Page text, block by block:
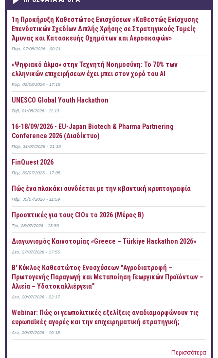
1η Προκήρυξη Καθεστώτος Ενισχύσεων «Καθεστώς Ενίσχυσης
Επενδυτικών Σχεδίων Διπλής Χρήσης σε Στρατηγικούς Τομείς
Άμυνας και Κατασκευής Οχημάτων και Αεροσκαφών»
Παρ, 07/08/2026 - 00:21
«Ψηφιακό άλμα» στην Τεχνητή Νοημοσύνη: Το 70% των
ελληνικών επιχειρήσεων έχει μπει στον χορό του AI
Κυρ, 02/08/2026 - 17:19
UNESCO Global Youth Hackathon
Σάβ, 01/08/2026 - 11:13
16-18/09/2026 - EU-Japan Biotech & Pharma Partnering
Conference 2026 (Διαδίκτυο)
Παρ, 31/07/2026 - 21:35
FinQuest 2026
Πέμ, 30/07/2026 - 17:05
Πώς ένα πλακάκι συνδέεται με την κβαντική κρυπτογραφία
Πέμ, 30/07/2026 - 11:59
Προοπτικές για τους CIOs το 2026 (Μέρος Β)
Τρί, 28/07/2026 - 13:59
Διαγωνισμός Καινοτομίας «Greece – Türkiye Hackathon 2026»
Δευ, 27/07/2026 - 17:55
B' Κύκλος Καθεστώτος Ενοσχύσεων "Αγροδιατροφή –
Πρωτογενής Παραγωγή και Μεταποίηση Γεωργικών Προϊόντων –
Αλιεία – Υδατοκαλλιέργεια”
Δευ, 20/07/2026 - 22:17
Webinar: Πώς οι γεωπολιτικές εξελίξεις αναδιαμορφώνουν τις
ευρωπαϊκές αγορές και την επιχειρηματική στρατηγική;
Δευ, 20/07/2026 - 10:18
Περισσότερα